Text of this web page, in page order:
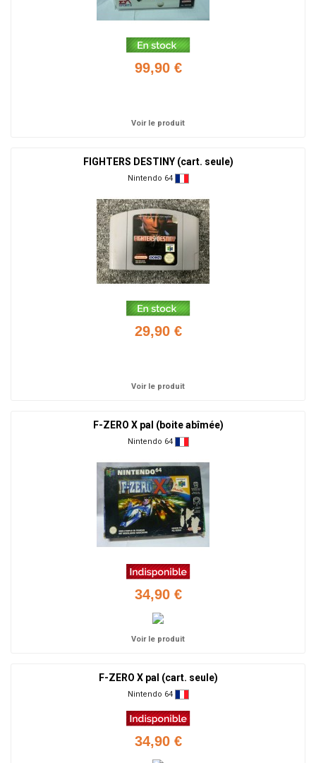
99,90 €
Voir le produit
FIGHTERS DESTINY (cart. seule)
Nintendo 64
29,90 €
Voir le produit
F-ZERO X pal (boite abîmée)
Nintendo 64
34,90 €
Voir le produit
F-ZERO X pal (cart. seule)
Nintendo 64
34,90 €